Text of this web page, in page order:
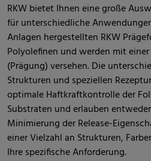
RKW bietet Ihnen eine große
für unterschiedliche
Anlagen hergestellten RKW
Polyolefinen und werden mit
(Prägung) versehen. Die
Strukturen und speziellen
optimale Haftkraftkontrolle der
Substraten und erlauben
Minimierung der Release-
einer Vielzahl an Strukturen,
Ihre spezifische Anforderung.